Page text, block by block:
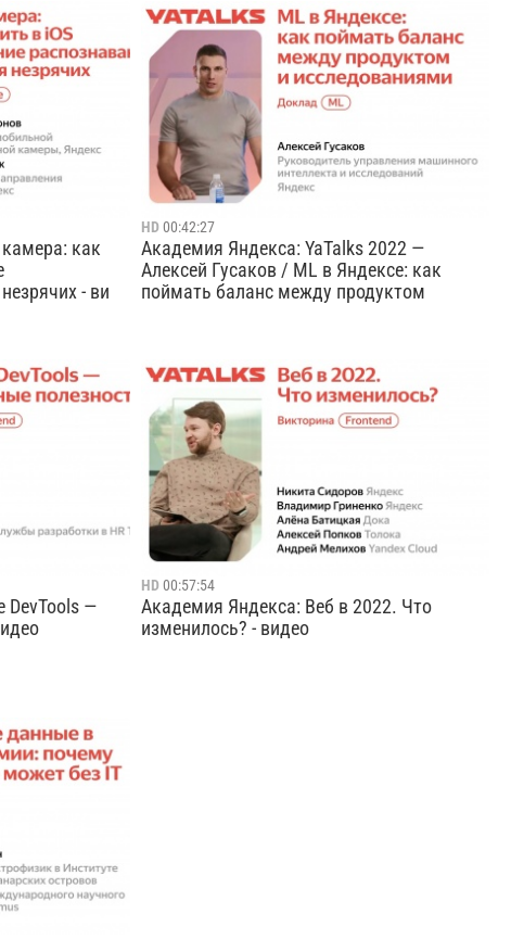
разработке
сервиса
проблемы
Поговорим
3. Как нейросети помогают прогать,
ревёрсить и пывнить одновременно -
Евгений Черевацкий
Cмотреть видео
как
- ви
с едой из
незрячий? Для
камера
прочитает и
но и срок
HD 00:42:27
Академия Яндекса: YaTalks 2022 —
Алексей Гусаков / ML в Яндексе: как
поймать баланс между продуктом
ML-сообщество Яндекса →
https://t.me/yadatadojo Практически в
каждом проекте Яндекса используется
машинное обучение. Мы прошли долгий и
сложный путь, чтобы настроить ML и
избежать дублирования, когда разные
команды решают одни и те же зада...
Cмотреть видео
DevTools —
браузерах
и
вещей не так
А
потому что
найти
HD 00:57:54
Академия Яндекса: Веб в 2022. Что
изменилось? - видео